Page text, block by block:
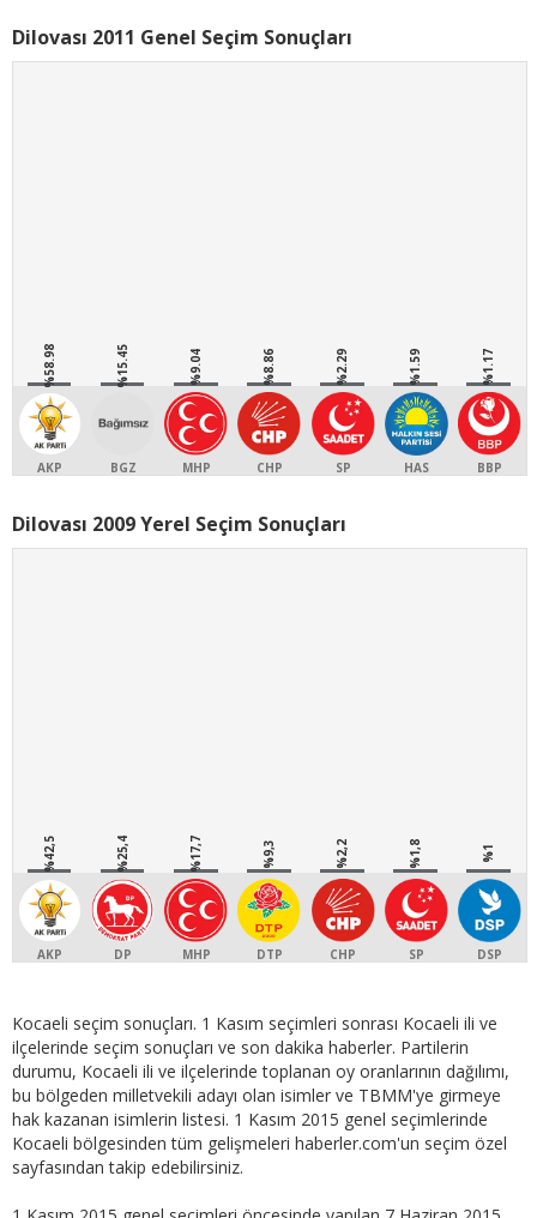
Dilovası 2011 Genel Seçim Sonuçları
%58.98
AKP
%15.45
BGZ
%9.04
MHP
%8.86
CHP
%2.29
SP
%1.59
HAS
%1.17
BBP
Dilovası 2009 Yerel Seçim Sonuçları
%42,5
AKP
%25,4
DP
%17,7
MHP
%9,3
DTP
%2,2
CHP
%1,8
SP
%1
DSP
Kocaeli seçim sonuçları. 1 Kasım seçimleri sonrası Kocaeli ili ve
ilçelerinde seçim sonuçları ve son dakika haberler. Partilerin
durumu, Kocaeli ili ve ilçelerinde toplanan oy oranlarının dağılımı,
bu bölgeden milletvekili adayı olan isimler ve TBMM'ye girmeye
hak kazanan isimlerin listesi. 1 Kasım 2015 genel seçimlerinde
Kocaeli bölgesinden tüm gelişmeleri haberler.com'un seçim özel
sayfasından takip edebilirsiniz.